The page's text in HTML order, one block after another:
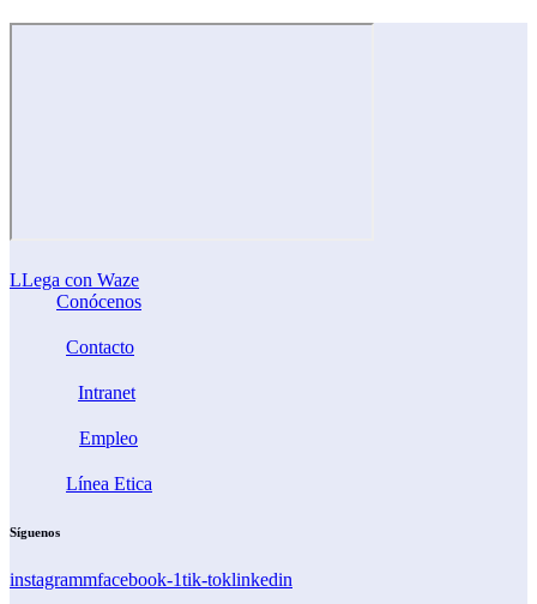
LLega con Waze
Conócenos
Contacto
Intranet
Empleo
Línea Etica
Síguenos
instagrammfacebook-1tik-toklinkedin